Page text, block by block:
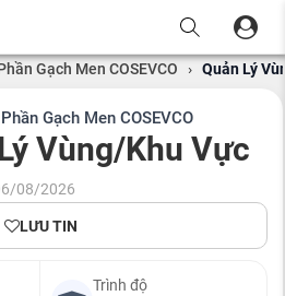
Gạch Men COSEVCO › Quản Lý
Gạch Men COSEVCO
Vùng/Khu Vực
08/2026
LƯU TIN
Trình độ